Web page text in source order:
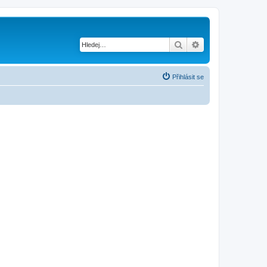
Hledat
Přihlásit se